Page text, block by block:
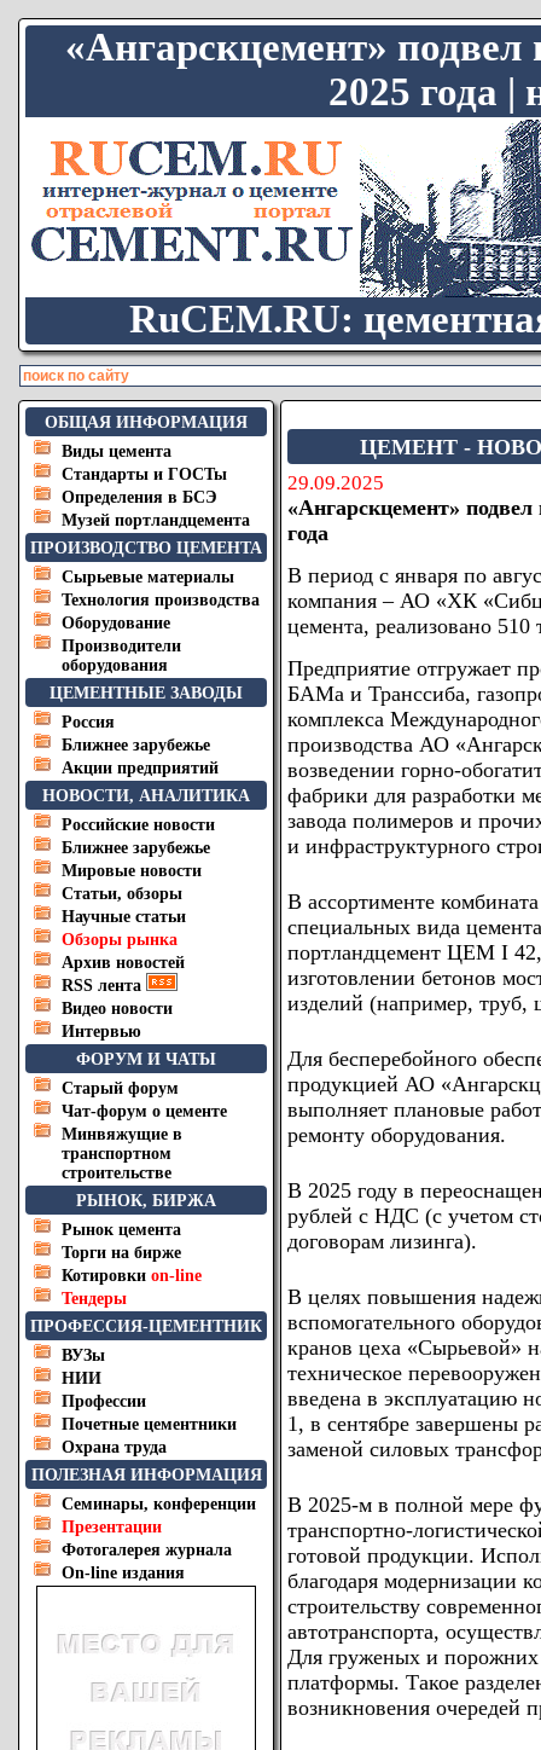
«Ангарскцемент» подвел
2025 года |
RuCEM.RU:
ОБЩАЯ ИНФОРМАЦИЯ
Виды цемента
Стандарты и ГОСТы
Определения в БСЭ
Музей портландцемента
ПРОИЗВОДСТВО ЦЕМЕНТА
Сырьевые материалы
Технология производства
Оборудование
Производители
оборудования
ЦЕМЕНТНЫЕ ЗАВОДЫ
Россия
Ближнее зарубежье
Акции предприятий
НОВОСТИ, АНАЛИТИКА
Российские новости
Ближнее зарубежье
Мировые новости
Статьи, обзоры
Научные статьи
Обзоры рынка
Архив новостей
RSS лента
Видео новости
Интервью
ФОРУМ И ЧАТЫ
Старый форум
Чат-форум о цементе
Минвяжущие в
транспортном
строительстве
РЫНОК, БИРЖА
Рынок цемента
Торги на бирже
Котировки on-line
Тендеры
ПРОФЕССИЯ-ЦЕМЕНТНИК
ВУЗы
НИИ
Профессии
Почетные цементники
Охрана труда
ПОЛЕЗНАЯ ИНФОРМАЦИЯ
Семинары, конференции
Презентации
Фотогалерея журнала
On-line издания
ЦЕМЕНТ -
29.09.2025
«Ангарскцемент»
года
В период с января по
компания – АО «ХК
цемента, реализовано 510
Предприятие отгружает
БАМа и Транссиба,
комплекса
производства АО
возведении горно-
фабрики для разработки
завода полимеров и
и инфраструктурного
В ассортименте
специальных вида
портландцемент ЦЕМ I
изготовлении бетонов
изделий (например,
Для бесперебойного
продукцией АО
выполняет плановые
ремонту оборудования.
В 2025 году в
рублей с НДС (с учетом
договорам лизинга).
В целях повышения
вспомогательного
кранов цеха «Сырьевой»
техническое
введена в эксплуатацию
1, в сентябре завершены
заменой силовых
В 2025-м в полной мере
транспортно-
готовой продукции.
благодаря модернизации
строительству
автотранспорта,
Для груженых и
платформы. Такое
возникновения очередей